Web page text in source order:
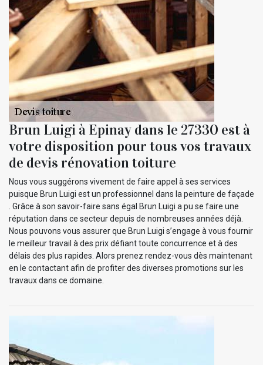
Brun Luigi à Epinay dans le 27330 est à
votre disposition pour tous vos travaux
de devis rénovation toiture
Nous vous suggérons vivement de faire appel à ses services
puisque Brun Luigi est un professionnel dans la peinture de façade
. Grâce à son savoir-faire sans égal Brun Luigi a pu se faire une
réputation dans ce secteur depuis de nombreuses années déjà.
Nous pouvons vous assurer que Brun Luigi s’engage à vous fournir
le meilleur travail à des prix défiant toute concurrence et à des
délais des plus rapides. Alors prenez rendez-vous dès maintenant
en le contactant afin de profiter des diverses promotions sur les
travaux dans ce domaine.